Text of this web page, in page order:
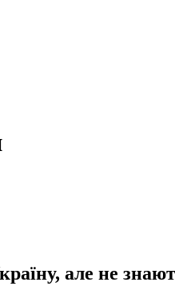
але не